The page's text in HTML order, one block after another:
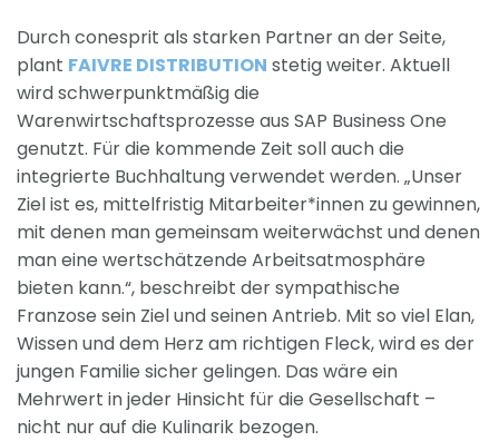
Durch conesprit als starken Partner an der Seite,
plant FAIVRE DISTRIBUTION stetig weiter. Aktuell
wird schwerpunktmäßig die
Warenwirtschaftsprozesse aus SAP Business One
genutzt. Für die kommende Zeit soll auch die
integrierte Buchhaltung verwendet werden. „Unser
Ziel ist es, mittelfristig Mitarbeiter*innen zu gewinnen,
mit denen man gemeinsam weiterwächst und denen
man eine wertschätzende Arbeitsatmosphäre
bieten kann.“, beschreibt der sympathische
Franzose sein Ziel und seinen Antrieb. Mit so viel Elan,
Wissen und dem Herz am richtigen Fleck, wird es der
jungen Familie sicher gelingen. Das wäre ein
Mehrwert in jeder Hinsicht für die Gesellschaft –
nicht nur auf die Kulinarik bezogen.